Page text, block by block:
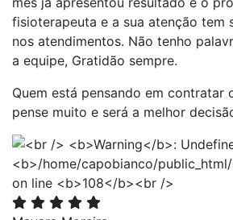
fisioterapeuta e a sua atenção tem
nos atendimentos. Não tenho
a equipe, Gratidão sempre.
Quem está pensando em contratar
pense muito e será a melhor